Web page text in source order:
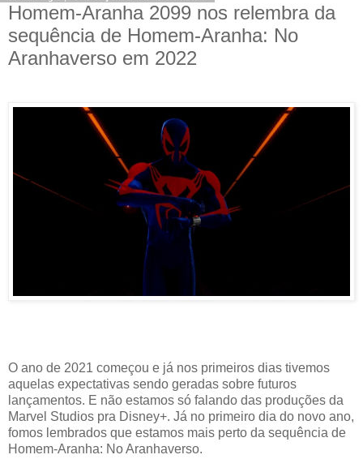
Homem-Aranha 2099 nos relembra da
sequência de Homem-Aranha: No
Aranhaverso em 2022
O ano de 2021 começou e já nos primeiros dias tivemos
aquelas expectativas sendo geradas sobre futuros
lançamentos. E não estamos só falando das produções da
Marvel Studios pra Disney+. Já no primeiro dia do novo ano,
fomos lembrados que estamos mais perto da sequência de
Homem-Aranha: No Aranhaverso.